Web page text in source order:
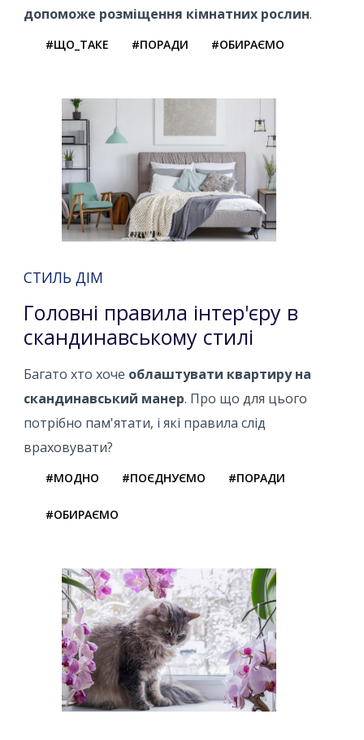
допоможе розміщення кімнатних рослин.
#ЩО_ТАКЕ #ПОРАДИ #ОБИРАЄМО
СТИЛЬ ДІМ
Головні правила інтер'єру в
скандинавському стилі
Багато хто хоче облаштувати квартиру на
скандинавський манер. Про що для цього
потрібно пам'ятати, і які правила слід
враховувати?
#МОДНО #ПОЄДНУЄМО #ПОРАДИ
#ОБИРАЄМО